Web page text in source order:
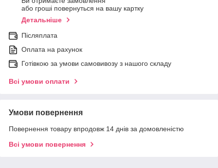
або гроші повернуться на вашу картку
Детальніше
Післяплата
Оплата на рахунок
Готівкою за умови самовивозу з нашого складу
Всі умови оплати
Умови повернення
Повернення товару впродовж 14 днів за домовленістю
Всі умови повернення